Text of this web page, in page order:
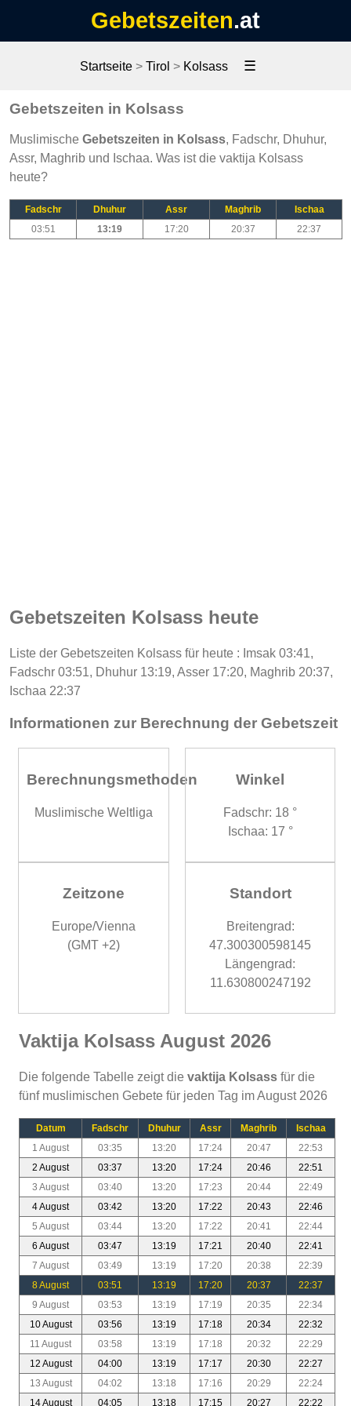
Gebetszeiten.at
Startseite> Tirol > Kolsass ☰
Gebetszeiten in Kolsass
Muslimische Gebetszeiten in Kolsass, Fadschr, Dhuhur,
Assr, Maghrib und Ischaa. Was ist die vaktija Kolsass
heute?
Fadschr Dhuhur Assr Maghrib
Ischaa
03:51
13:19 17:20 20:37 22:37
Gebetszeiten Kolsass heute
Liste der Gebetszeiten Kolsass für heute : Imsak 03:41,
Fadschr 03:51, Dhuhur 13:19, Asser 17:20, Maghrib 20:37,
Ischaa 22:37
Informationen zur Berechnung der Gebetszeit
Berechnungsmethoden
Muslimische Weltliga
Winkel
Fadschr: 18 °
Ischaa: 17 °
Zeitzone
Europe/Vienna
(GMT +2)
Standort
Breitengrad:
47.300300598145
Längengrad:
11.630800247192
Vaktija Kolsass August 2026
Die folgende Tabelle zeigt die vaktija Kolsass für die
fünf muslimischen Gebete für jeden Tag im August 2026
Datum Fadschr Dhuhur Assr Maghrib
Ischaa
1 August
03:35 13:20 17:24 20:47
22:53
2 August
03:37 13:20 17:24 20:46
22:51
3 August
03:40 13:20 17:23 20:44
22:49
4 August
03:42 13:20 17:22 20:43
22:46
5 August
03:44 13:20 17:22 20:41
22:44
6 August
03:47 13:19 17:21 20:40
22:41
7 August
03:49 13:19 17:20 20:38
22:39
8 August
03:51 13:19 17:20 20:37
22:37
9 August
03:53 13:19 17:19 20:35
22:34
10 August
03:56 13:19 17:18 20:34
22:32
11 August
03:58 13:19 17:18 20:32
22:29
12 August
04:00 13:19 17:17 20:30
22:27
13 August
04:02 13:18 17:16 20:29
22:24
14 August
04:05 13:18 17:15 20:27 22:22